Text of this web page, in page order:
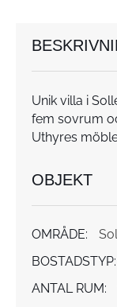
Unik villa i
fem sovrum
Uthyres
OBJEKT
OMRÅDE:
BOSTADSTYP:
ANTAL RUM: